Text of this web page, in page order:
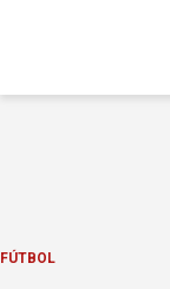
FÚTBOL